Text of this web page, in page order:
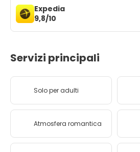
Expedia
9,8/10
Servizi principali
Solo per adulti
Atmosfera romantica